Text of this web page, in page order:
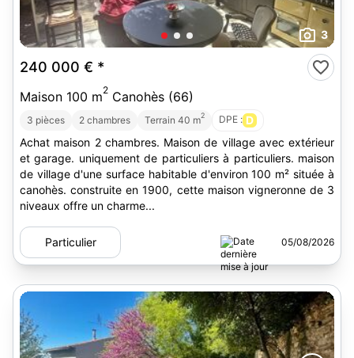
3
240 000 € *
Maison 100 m2 Canohès (66)
3 pièces 2 chambres Terrain 40 m2 DPE : D
Achat maison 2 chambres. Maison de village avec extérieur
et garage. uniquement de particuliers à particuliers. maison
de village d'une surface habitable d'environ 100 m² située à
canohès. construite en 1900, cette maison vigneronne de 3
niveaux offre un charme...
Particulier 05/08/2026